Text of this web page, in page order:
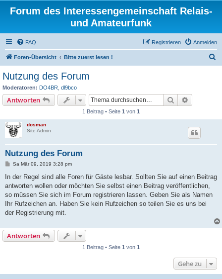
Forum des Interessengemeinschaft Relais-
und Amateurfunk
FAQ Anmelden
Registrieren
Foren-Übersicht Bitte zuerst lesen !
Nutzung des Forum
Moderatoren: DO4BR dl9bco
Antworten Suche
1 Beitrag • Seite 1 von 1
dosman
Site Admin
Nutzung des Forum
B
r
a
Sa Mär 09, 2019 3:28 pm
In der Regel sind alle Foren für Gäste lesbar. Sollten Sie auf einen Beitrag
antworten wollen oder möchten Sie selbst einen Beitrag veröffentlichen,
so müssen Sie sich im Forum registrieren lassen. Geben Sie als Namen
Ihr Rufzeichen an. Haben Sie kein Rufzeichen so teilen Sie es uns bei
der Registrierung mit.
Antworten
1 Beitrag • Seite 1 von 1
Gehe zu